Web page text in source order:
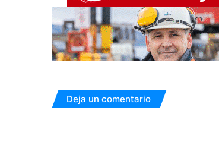
Deja un comentario